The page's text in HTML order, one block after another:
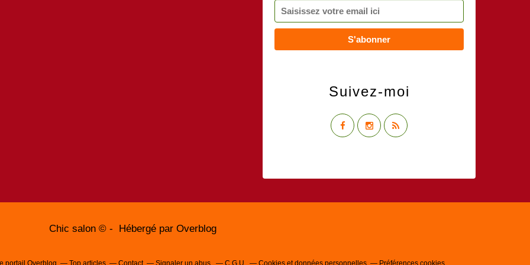
Suivez-moi
Chic salon © - Hébergé par Overblog
portail Overblog Top articles Contact Signaler un abus C.G.U. Cookies et données personnelles Préférences cookies